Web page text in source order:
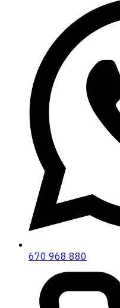
670 968 880